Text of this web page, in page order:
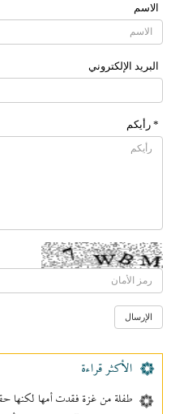
الاسم
البرید الإلکتروني
* رأیکم
الأکثر قراءة
طفلة من غزة فقدت أمها لكنها